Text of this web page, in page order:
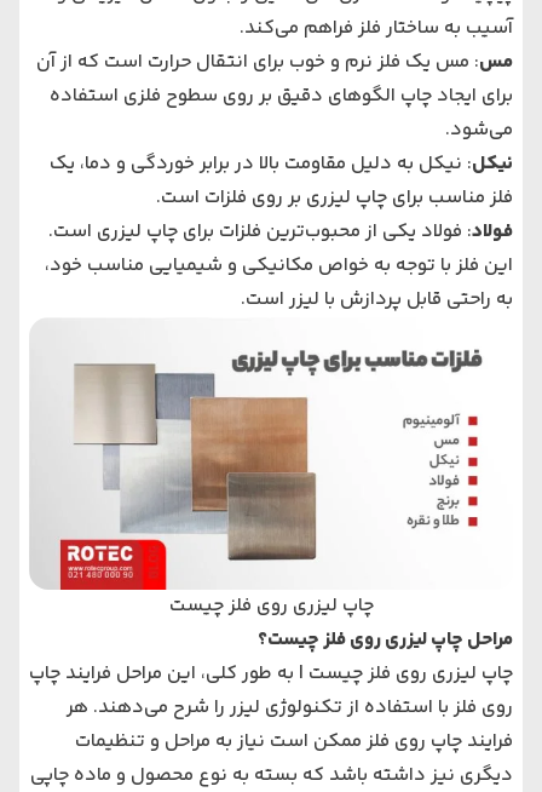
آسیب به ساختار فلز فراهم می‌کند.
مس: مس یک فلز نرم و خوب برای انتقال حرارت است که از آن
برای ایجاد چاپ الگوهای دقیق بر روی سطوح فلزی استفاده
می‌شود.
نیکل: نیکل به دلیل مقاومت بالا در برابر خوردگی و دما، یک
فلز مناسب برای چاپ لیزری بر روی فلزات است.
فولاد: فولاد یکی از محبوب‌ترین فلزات برای چاپ لیزری است.
این فلز با توجه به خواص مکانیکی و شیمیایی مناسب خود،
به راحتی قابل پردازش با لیزر است.
چاپ لیزری روی فلز چیست
مراحل چاپ لیزری روی فلز چیست؟
چاپ لیزری روی فلز چیست | به طور کلی، این مراحل فرایند چاپ
روی فلز با استفاده از تکنولوژی لیزر را شرح می‌دهند. هر
فرایند چاپ روی فلز ممکن است نیاز به مراحل و تنظیمات
دیگری نیز داشته باشد که بسته به نوع محصول و ماده چاپی